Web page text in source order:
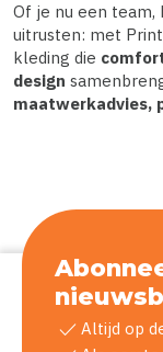
Of je nu een
uitrusten: met
kleding die
design
maatwerkadvies,
check Altijd op